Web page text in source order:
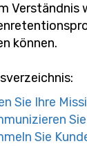
Verständnis
können.
Sie Ihre
Sie